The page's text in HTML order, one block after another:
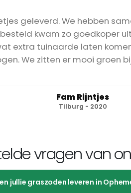
geleverd. We hebben
kwam zo goedkoper
extra tuinaarde laten
We zitten er mooi groen
Fam Rijntjes
Tilburg - 2020
vragen van
jullie graszoden leveren in